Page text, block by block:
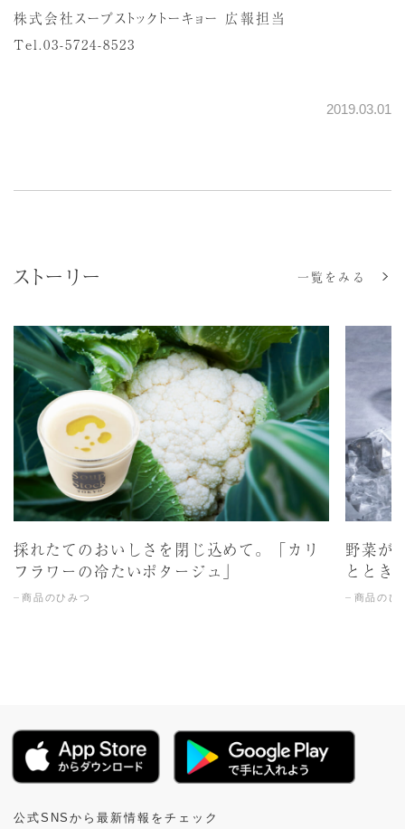
株式会社スープストックトーキョー 広報担当
Tel.03-5724-8523
2019.03.01
ストーリー 一覧をみる
採れたてのおいしさを閉じ込めて。「カリ
フラワーの冷たいポタージュ」
商品のひみつ
野菜が
ととき
商品のひ
公式SNSから最新情報をチェック